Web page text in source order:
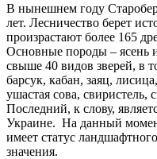
В нынешнем году
лет. Лесничество берет
произрастают более 165
Основные породы – ясень
свыше 40 видов зверей, в
барсук, кабан, заяц,
ушастая сова, свиристель,
Последний, к слову,
Украине. На данный
имеет статус
значения.